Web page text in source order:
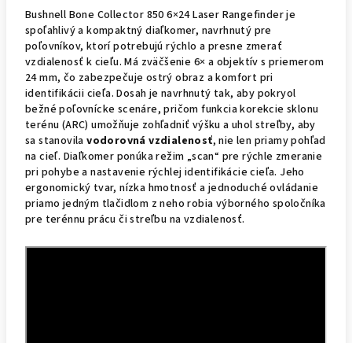
Bushnell Bone Collector 850 6×24 Laser Rangefinder je
spoľahlivý a kompaktný diaľkomer, navrhnutý pre
poľovníkov, ktorí potrebujú rýchlo a presne zmerať
vzdialenosť k cieľu. Má zväčšenie 6× a objektív s priemerom
24 mm, čo zabezpečuje ostrý obraz a komfort pri
identifikácii cieľa. Dosah je navrhnutý tak, aby pokryol
bežné poľovnícke scenáre, pričom funkcia korekcie sklonu
terénu (ARC) umožňuje zohľadniť výšku a uhol streľby, aby
sa stanovilavodorovná vzdialenosť, nie len priamy pohľad
na cieľ. Diaľkomer ponúka režim „scan“ pre rýchle zmeranie
pri pohybe a nastavenie rýchlej identifikácie cieľa. Jeho
ergonomický tvar, nízka hmotnosť a jednoduché ovládanie
priamo jedným tlačidlom z neho robia výborného spoločníka
pre terénnu prácu či streľbu na vzdialenosť.